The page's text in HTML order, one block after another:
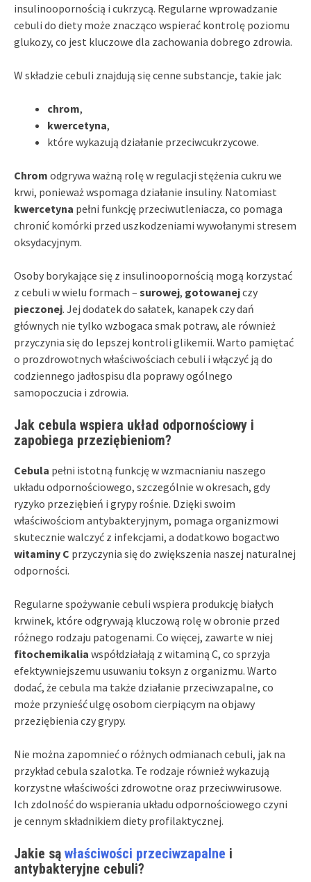
insulinoopornością i cukrzycą. Regularne wprowadzanie
cebuli do diety może znacząco wspierać kontrolę poziomu
glukozy, co jest kluczowe dla zachowania dobrego zdrowia.
W składzie cebuli znajdują się cenne substancje, takie jak:
chrom,
kwercetyna,
które wykazują działanie przeciwcukrzycowe.
Chrom odgrywa ważną rolę w regulacji stężenia cukru we
krwi, ponieważ wspomaga działanie insuliny. Natomiast
kwercetyna pełni funkcję przeciwutleniacza, co pomaga
chronić komórki przed uszkodzeniami wywołanymi stresem
oksydacyjnym.
Osoby borykające się z insulinoopornością mogą korzystać
z cebuli w wielu formach – surowej, gotowanejczy
pieczonej. Jej dodatek do sałatek, kanapek czy dań
głównych nie tylko wzbogaca smak potraw, ale również
przyczynia się do lepszej kontroli glikemii. Warto pamiętać
o prozdrowotnych właściwościach cebuli i włączyć ją do
codziennego jadłospisu dla poprawy ogólnego
samopoczucia i zdrowia.
Jak cebula wspiera układ odpornościowy i
zapobiega przeziębieniom?
Cebula pełni istotną funkcję w wzmacnianiu naszego
układu odpornościowego, szczególnie w okresach, gdy
ryzyko przeziębień i grypy rośnie. Dzięki swoim
właściwościom antybakteryjnym, pomaga organizmowi
skutecznie walczyć z infekcjami, a dodatkowo bogactwo
witaminy C przyczynia się do zwiększenia naszej naturalnej
odporności.
Regularne spożywanie cebuli wspiera produkcję białych
krwinek, które odgrywają kluczową rolę w obronie przed
różnego rodzaju patogenami. Co więcej, zawarte w niej
fitochemikalia współdziałają z witaminą C, co sprzyja
efektywniejszemu usuwaniu toksyn z organizmu. Warto
dodać, że cebula ma także działanie przeciwzapalne, co
może przynieść ulgę osobom cierpiącym na objawy
przeziębienia czy grypy.
Nie można zapomnieć o różnych odmianach cebuli, jak na
przykład cebula szalotka. Te rodzaje również wykazują
korzystne właściwości zdrowotne oraz przeciwwirusowe.
Ich zdolność do wspierania układu odpornościowego czyni
je cennym składnikiem diety profilaktycznej.
Jakie są właściwości przeciwzapalne i
antybakteryjne cebuli?